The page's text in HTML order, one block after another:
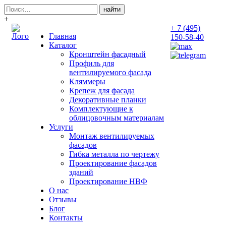
Поиск:
+
Главная
Каталог
Кронштейн фасадный
Профиль для
вентилируемого фасада
Кляммеры
Крепеж для фасада
Декоративные планки
Комплектующие к
облицовочным материалам
Услуги
Монтаж вентилируемых
фасадов
Гибка металла по чертежу
Проектирование фасадов
зданий
Проектирование НВФ
О нас
Отзывы
Блог
Контакты
+ 7 (495)
150-58-40